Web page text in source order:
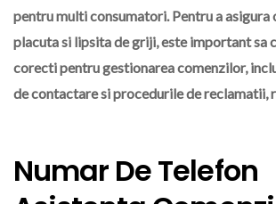
pentru multi consumatori. Pentru a asigura
placuta si lipsita de griji, este important sa
corecti pentru gestionarea comenzilor,
de contactare si procedurile de reclamatii,
Numar De Telefon